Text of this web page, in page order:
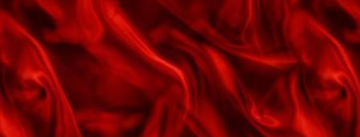
Gem et lille smil
Give me love
Glade jul
Glædelig jul
Godnatvalsen